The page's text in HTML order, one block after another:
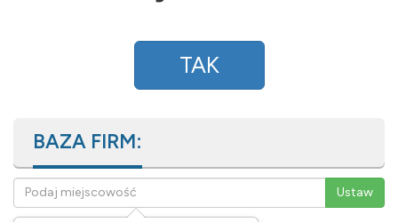
TAK
BAZA FIRM: